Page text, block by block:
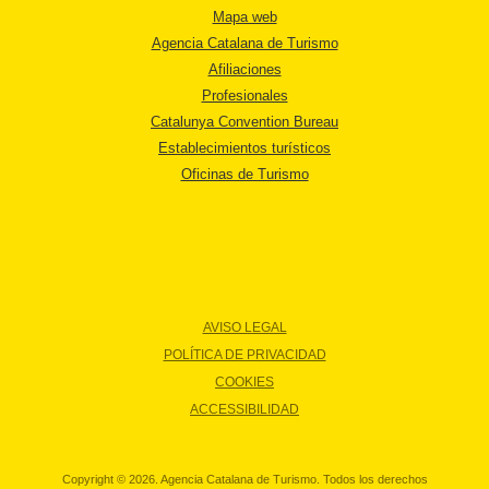
Mapa web
Agencia Catalana de Turismo
Afiliaciones
Profesionales
Catalunya Convention Bureau
Establecimientos turísticos
Oficinas de Turismo
AVISO LEGAL
POLÍTICA DE PRIVACIDAD
COOKIES
ACCESSIBILIDAD
Copyright © 2026. Agencia Catalana de Turismo. Todos los derechos